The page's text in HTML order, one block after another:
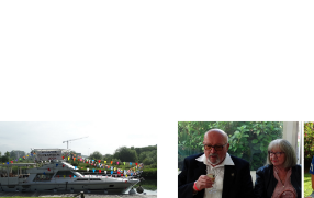
Branding
ARMCHAIR